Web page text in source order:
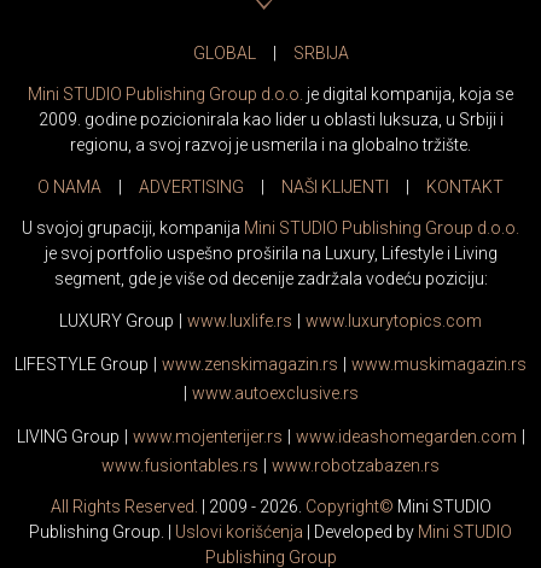
GLOBAL SRBIJA
Mini STUDIO Publishing Group d.o.o. je digital kompanija, koja se
2009. godine pozicionirala kao lider u oblasti luksuza, u Srbiji i
regionu, a svoj razvoj je usmerila i na globalno tržište.
O NAMA ADVERTISING NAŠI KLIJENTI KONTAKT
U svojoj grupaciji, kompanija Mini STUDIO Publishing Group d.o.o.
je svoj portfolio uspešno proširila na Luxury, Lifestyle i Living
segment, gde je više od decenije zadržala vodeću poziciju:
LUXURY Group www. luxlife .rs www. luxurytopics .com
LIFESTYLE Group www. zenskimagazin.rs www. muskimagazin.rs
www. autoexclusive.rs
LIVING Group www. mojenterijer.rs www. ideashomegarden.com
www. fusiontables .rs www. robotzabazen .rs
All Rights Reserved. | 2009 - 2026. Copyright© Mini STUDIO
Publishing Group. | Uslovi korišćenja | Developed by Mini STUDIO
Publishing Group